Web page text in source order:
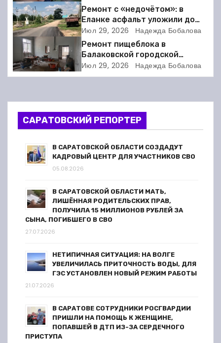
а
ц
и
я
о
требует расшифровки
Ремонт с «недочётом»: в
Еланке асфальт уложили до
школы, но не дошли 30 метров
Июл 29, 2026 Надежда Бобалова
Ремонт пищеблока в
Балаковской городской
клинической больнице
выходит на финишную прямую
Июл 29, 2026 Надежда Бобалова
САРАТОВСКИЙ РЕПОРТЕР
В САРАТОВСКОЙ ОБЛАСТИ СОЗДАДУТ
КАДРОВЫЙ ЦЕНТР ДЛЯ УЧАСТНИКОВ СВО
05.08.2026
В САРАТОВСКОЙ ОБЛАСТИ МАТЬ,
ЛИШЁННАЯ РОДИТЕЛЬСКИХ ПРАВ,
ПОЛУЧИЛА 15 МИЛЛИОНОВ РУБЛЕЙ ЗА
СЫНА, ПОГИБШЕГО В СВО
27.07.2026
НЕТИПИЧНАЯ СИТУАЦИЯ: НА ВОЛГЕ
УВЕЛИЧИЛАСЬ ПРИТОЧНОСТЬ ВОДЫ, ДЛЯ
ГЭС УСТАНОВЛЕН НОВЫЙ РЕЖИМ РАБОТЫ
21.07.2026
В САРАТОВЕ СОТРУДНИКИ РОСГВАРДИИ
ПРИШЛИ НА ПОМОЩЬ К ЖЕНЩИНЕ,
ПОПАВШЕЙ В ДТП ИЗ-ЗА СЕРДЕЧНОГО
ПРИСТУПА